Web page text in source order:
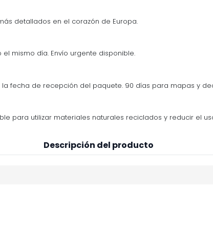
detallados en el corazón de Europa.
mismo día. Envío urgente disponible.
fecha de recepción del paquete. 90 días para mapas y
para utilizar materiales naturales reciclados y reducir el
Descripción del producto